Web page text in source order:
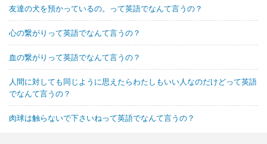
友達の犬を預かっているの。って英語でなんて言うの？
心の繋がりって英語でなんて言うの？
血の繋がりって英語でなんて言うの？
人間に対しても同じように思えたらわたしもいい人なのだけどって英語
でなんて言うの？
肉球は触らないで下さいねって英語でなんて言うの？